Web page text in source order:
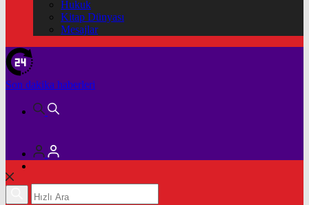
Hukuk
Kitap Dünyası
Mesajlar
Son dakika haberleri